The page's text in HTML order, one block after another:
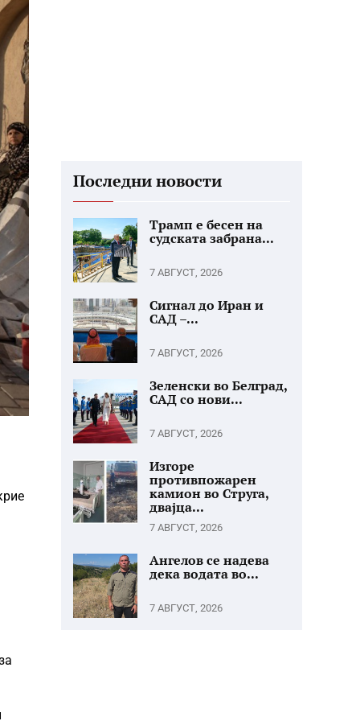
Последни новости
Трамп е бесен на
судската забрана...
7 АВГУСТ, 2026
Сигнал до Иран и
САД –...
7 АВГУСТ, 2026
Зеленски во Белград,
САД со нови...
7 АВГУСТ, 2026
Изгоре
противпожарен
камион во Струга,
двајца...
7 АВГУСТ, 2026
Ангелов се надева
дека водата во...
7 АВГУСТ, 2026